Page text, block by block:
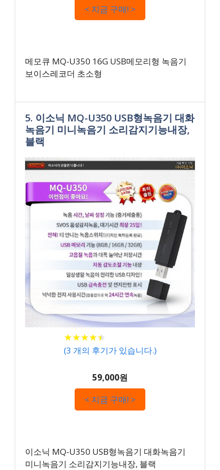
< 지금 구매! >
메모큐 MQ-U350 16G USB메모리형 녹음기
보이스레코더 초소형
5. 이소닉 MQ-U350 USB형녹음기 대화
녹음기 미니녹음기 소리감지기능내장,
블랙
★★★★★
★★★★★
(3 개의 후기가 있습니다.)
59,000원
< 지금 구매! >
이소닉 MQ-U350 USB형녹음기 대화녹음기
미니녹음기 소리감지기능내장, 블랙